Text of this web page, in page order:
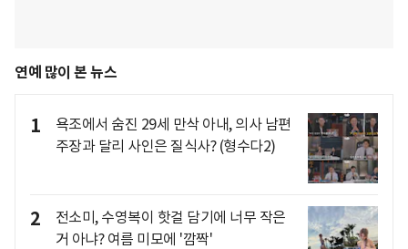
연예 많이 본 뉴스
1
욕조에서 숨진 29세 만삭 아내, 의사 남편
주장과 달리 사인은 질식사? (형수다2)
2
전소미, 수영복이 핫걸 담기에 너무 작은
거 아냐? 여름 미모에 '깜짝'